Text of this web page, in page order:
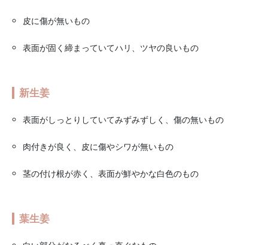
皮に傷が無いもの
表面が固く締まっていてハリ、ツヤの良いもの
新生姜
表面がしっとりしていてみずみずしく、傷の無いもの
肉付きが良く、皮に傷やシワが無いもの
茎の付け根が赤く、表面が鮮やかな白色のもの
葉生姜